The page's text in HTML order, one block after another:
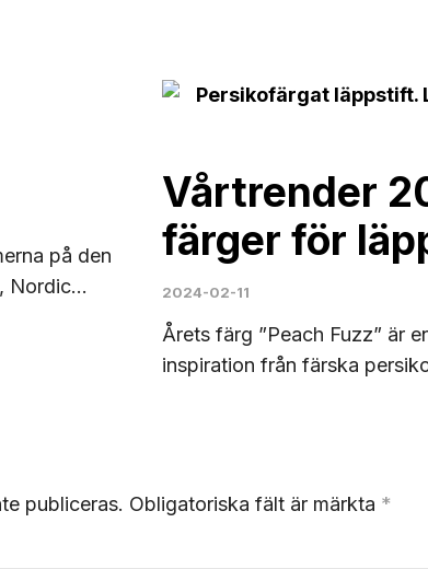
på den
Nordic...
Vårtrender
färger för
2024-02-11
Årets färg ”Peach Fuzz” är
inspiration från färska
publiceras. Obligatoriska fält är märkta *